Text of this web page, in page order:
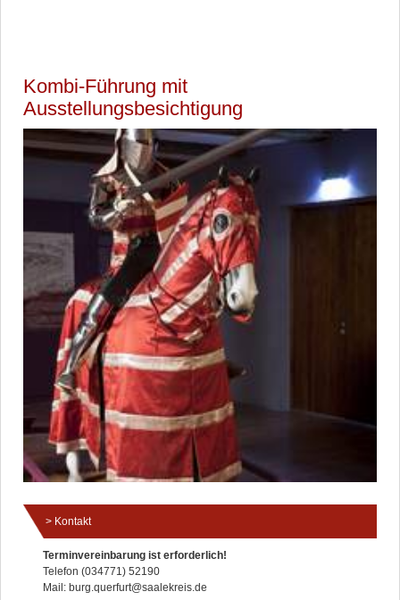
Kombi-Führung mit
Ausstellungsbesichtigung
Kontakt
Terminvereinbarung ist erforderlich!
Telefon (034771) 52190
Mail: burg.querfurt@saalekreis.de